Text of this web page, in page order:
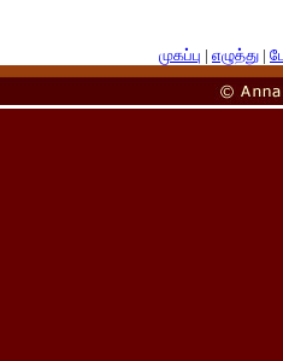
முகப்பு | எழுத்து |